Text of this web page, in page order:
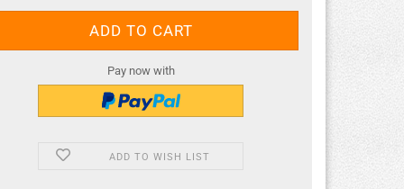
Pay now with
ADD TO WISH LIST